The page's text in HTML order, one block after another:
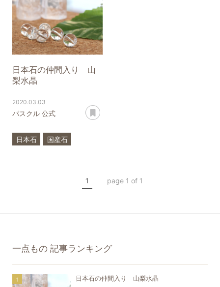
日本石の仲間入り 山
梨水晶
2020.03.03
パスクル 公式
日本石
国産石
1 page 1 of 1
一点もの 記事ランキング
日本石の仲間入り 山梨水晶